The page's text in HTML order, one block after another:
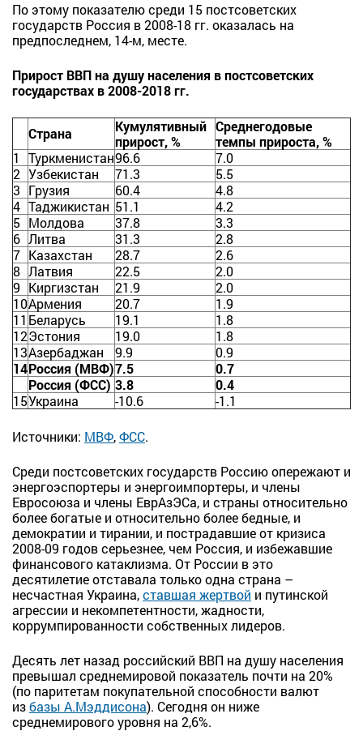
По этому показателю среди 15 постсоветских
государств Россия в 2008-18 гг. оказалась на
предпоследнем, 14-м, месте.
Прирост ВВП на душу населения в постсоветских
государствах в 2008-2018 гг.
Страна
Кумулятивный
прирост, %
Среднегодовые
темпы прироста, %
1
Туркменистан96.6
7.0
2 Узбекистан 71.3
5.5
3 Грузия 60.4
4.8
4 Таджикистан 51.1
4.2
5 Молдова 37.8
3.3
6 Литва 31.3
2.8
7 Казахстан 28.7
2.6
8 Латвия 22.5
2.0
9 Киргизстан 21.9
2.0
10Армения 20.7
1.9
11 Беларусь 19.1
1.8
12Эстония 19.0
1.8
13Азербаджан 9.9
0.9
14Россия (МВФ)7.5
0.7
Россия (ФСС) 3.8
0.4
15Украина -10.6 -1.1
Источники: МВФ,ФСС.
Среди постсоветских государств Россию опережают и
энергоэспортеры и энергоимпортеры, и члены
Евросоюза и члены ЕврАзЭСа, и страны относительно
более богатые и относительно более бедные, и
демократии и тирании, и пострадавшие от кризиса
2008-09 годов серьезнее, чем Россия, и избежавшие
финансового катаклизма. От России в это
десятилетие отставала только одна страна –
несчастная Украина,ставшая жертвой и путинской
агрессии и некомпетентности, жадности,
коррумпированности собственных лидеров.
Десять лет назад российский ВВП на душу населения
превышал среднемировой показатель почти на 20%
(по паритетам покупательной способности валют
избазы А.Мэддисона). Сегодня он ниже
среднемирового уровня на 2,6%.